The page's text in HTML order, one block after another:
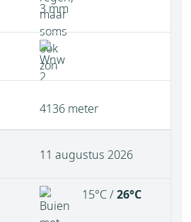
3 mm
4136 meter
11 augustus 2026
15°C /26°C